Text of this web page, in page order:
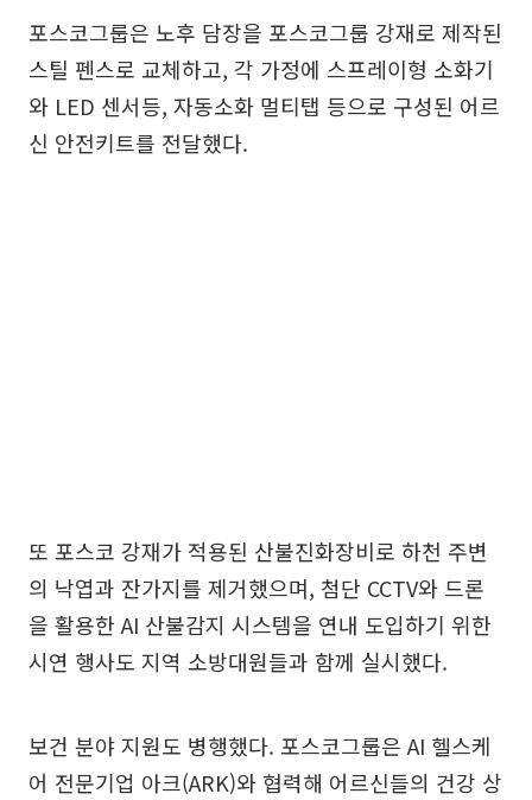
포스코그룹은 노후 담장을 포스코그룹 강재로 제작된
스틸 펜스로 교체하고, 각 가정에 스프레이형 소화기
와 LED 센서등, 자동소화 멀티탭 등으로 구성된 어르
신 안전키트를 전달했다.
또 포스코 강재가 적용된 산불진화장비로 하천 주변
의 낙엽과 잔가지를 제거했으며, 첨단 CCTV와 드론
을 활용한 AI 산불감지 시스템을 연내 도입하기 위한
시연 행사도 지역 소방대원들과 함께 실시했다.
보건 분야 지원도 병행했다. 포스코그룹은 AI 헬스케
어 전문기업 아크(ARK)와 협력해 어르신들의 건강 상